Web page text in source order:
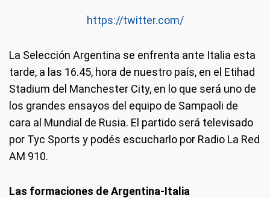
https://twitter.com/
La Selección Argentina se enfrenta ante Italia esta
tarde, a las 16.45, hora de nuestro país, en el Etihad
Stadium del Manchester City, en lo que será uno de
los grandes ensayos del equipo de Sampaoli de
cara al Mundial de Rusia. El partido será televisado
por Tyc Sports y podés escucharlo por Radio La Red
AM 910.
Las formaciones de Argentina-Italia